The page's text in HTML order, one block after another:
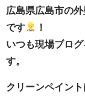
広島県広島市の
です
！
いつも現場ブロ
す。
クリーンペイン